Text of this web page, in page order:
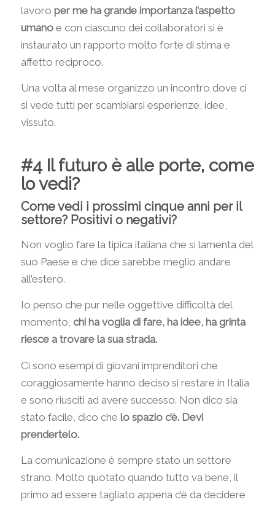
lavoro per me ha grande importanza l’aspetto
umanoe con ciascuno dei collaboratori si è
instaurato un rapporto molto forte di stima e
affetto reciproco.
Una volta al mese organizzo un incontro dove ci
si vede tutti per scambiarsi esperienze, idee,
vissuto.
#4 Il futuro è alle porte, come
lo vedi?
Come vedi i prossimi cinque anni per il
settore? Positivi o negativi?
Non voglio fare la tipica italiana che si lamenta del
suo Paese e che dice sarebbe meglio andare
all’estero.
Io penso che pur nelle oggettive difficoltà del
momento, chi ha voglia di fare, ha idee, ha grinta
riesce a trovare la sua strada.
Ci sono esempi di giovani imprenditori che
coraggiosamente hanno deciso si restare in Italia
e sono riusciti ad avere successo. Non dico sia
stato facile, dico che lo spazio c’è. Devi
prendertelo.
La comunicazione è sempre stato un settore
strano. Molto quotato quando tutto va bene, il
primo ad essere tagliato appena c’è da decidere